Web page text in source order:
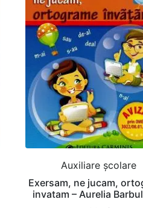
Auxiliare şcolare
Exersam, ne jucam,
invatam – Aurelia